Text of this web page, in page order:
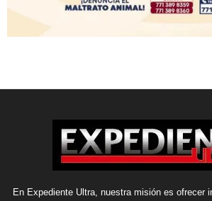
En Expediente Ultra, nuestra misión es ofrecer